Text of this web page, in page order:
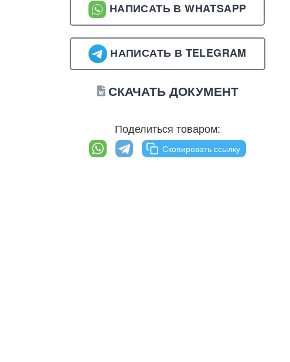
НАПИСАТЬ В WHATSAPP
НАПИСАТЬ В TELEGRAM
СКАЧАТЬ ДОКУМЕНТ
Поделиться товаром:
Скопировать ссылку